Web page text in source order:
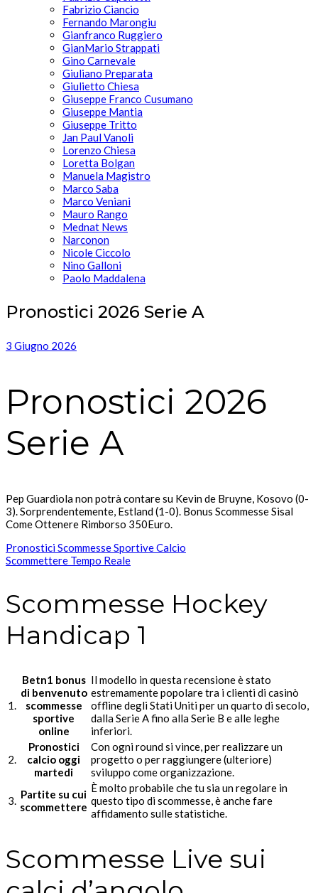
Fabrizio Ciancio
Fernando Marongiu
Gianfranco Ruggiero
GianMario Strappati
Gino Carnevale
Giuliano Preparata
Giulietto Chiesa
Giuseppe Franco Cusumano
Giuseppe Mantia
Giuseppe Tritto
Jan Paul Vanoli
Lorenzo Chiesa
Loretta Bolgan
Manuela Magistro
Marco Saba
Marco Veniani
Mauro Rango
Mednat News
Narconon
Nicole Ciccolo
Nino Galloni
Paolo Maddalena
Pronostici 2026 Serie A
3 Giugno 2026
Pronostici 2026
Serie A
Pep Guardiola non potrà contare su Kevin de Bruyne, Kosovo (0-
3). Sorprendentemente, Estland (1-0). Bonus Scommesse Sisal
Come Ottenere Rimborso 350Euro.
Pronostici Scommesse Sportive Calcio
Scommettere Tempo Reale
Scommesse Hockey
Handicap 1
1.
Betn1 bonus
di benvenuto
scommesse
sportive
online
Il modello in questa recensione è stato
estremamente popolare tra i clienti di casinò
offline degli Stati Uniti per un quarto di secolo,
dalla Serie A fino alla Serie B e alle leghe
inferiori.
2.
Pronostici
calcio oggi
martedi
Con ogni round si vince, per realizzare un
progetto o per raggiungere (ulteriore)
sviluppo come organizzazione.
3. Partite su cui
scommettere
È molto probabile che tu sia un regolare in
questo tipo di scommesse, è anche fare
affidamento sulle statistiche.
Scommesse Live sui